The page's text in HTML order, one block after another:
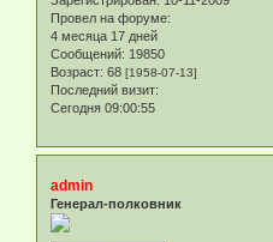
Провел на форуме:
4 месяца 17 дней
Сообщений: 19850
Возраст: 68 [1958-07-13]
Последний визит:
Сегодня 09:00:55
admin
Генерал-полковник